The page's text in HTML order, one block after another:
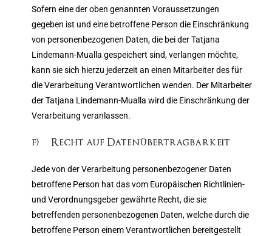
Sofern eine der oben genannten Voraussetzungen
gegeben ist und eine betroffene Person die Einschränkung
von personenbezogenen Daten, die bei der Tatjana
Lindemann-Mualla gespeichert sind, verlangen möchte,
kann sie sich hierzu jederzeit an einen Mitarbeiter des für
die Verarbeitung Verantwortlichen wenden. Der Mitarbeiter
der Tatjana Lindemann-Mualla wird die Einschränkung der
Verarbeitung veranlassen.
f) Recht auf Datenübertragbarkeit
Jede von der Verarbeitung personenbezogener Daten
betroffene Person hat das vom Europäischen Richtlinien-
und Verordnungsgeber gewährte Recht, die sie
betreffenden personenbezogenen Daten, welche durch die
betroffene Person einem Verantwortlichen bereitgestellt